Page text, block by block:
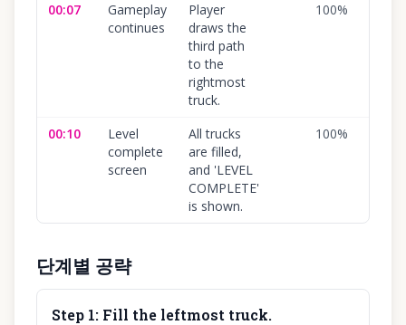
00:07
Gameplay
continues
Player
draws the
third path
to the
rightmost
truck.
100%
00:10
Level
complete
screen
All trucks
are filled,
and 'LEVEL
COMPLETE'
is shown.
100%
단계별 공략
Step 1: Fill the leftmost truck.